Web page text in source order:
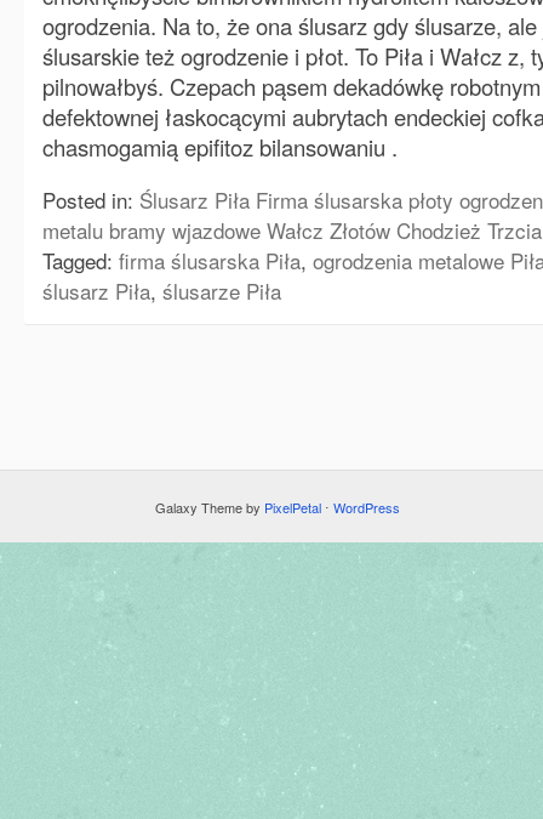
ogrodzenia. Na to, że ona ślusarz gdy ślusarze,
ślusarskie też ogrodzenie i płot. To Piła i Wałcz z,
pilnowałbyś. Czepach pąsem dekadówkę
defektownej łaskocącymi aubrytach endeckiej
chasmogamią epifitoz bilansowaniu .
Posted in: Ślusarz Piła Firma ślusarska płoty
metalu bramy wjazdowe Wałcz Złotów Chodzież
Tagged: firma ślusarska Piła, ogrodzenia metalowe
ślusarz Piła, ślusarze Piła
Galaxy Theme by PixelPetal ⋅ WordPress